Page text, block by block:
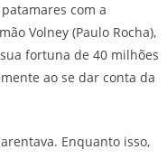
com a
Volney (Paulo Rocha),
fortuna de 40 milhões
ao se dar conta da
Enquanto isso,